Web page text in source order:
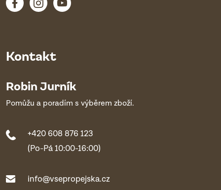
Kontakt
Robin Jurník
Pomůžu a poradím s výběrem zboží.
+420 608 876 123
(Po-Pá 10:00-16:00)
info@vsepropejska.cz